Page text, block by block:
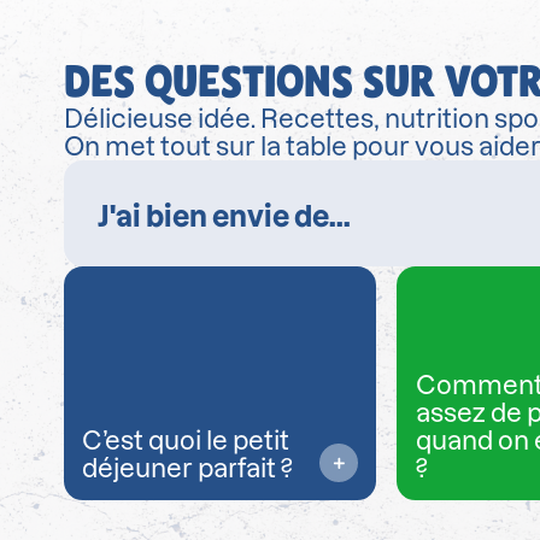
DES QUESTIONS SUR
Délicieuse idée. Recettes, nutrition
On met tout sur la table pour vous
C’est quoi le petit
déjeuner parfait ?
assez de
quand on
?